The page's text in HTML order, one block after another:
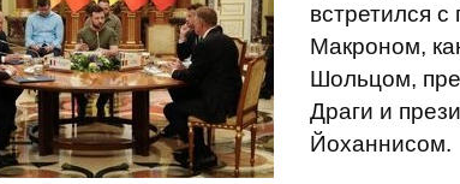
встретился
Макроном,
Шольцом,
Драги и
Йоханнисом.